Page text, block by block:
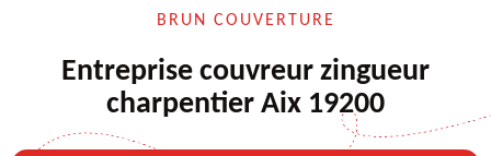
BRUN COUVERTURE
Entreprise couvreur zingueur
charpentier Aix 19200